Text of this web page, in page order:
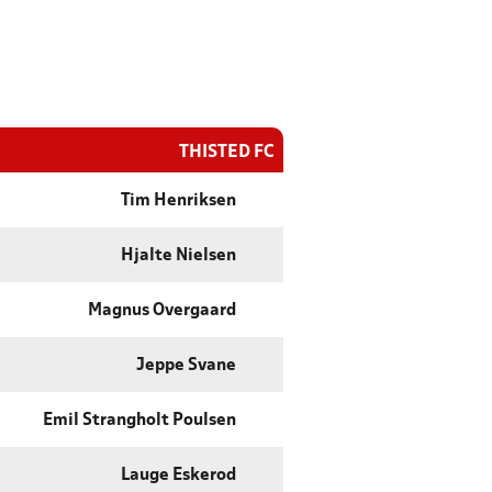
THISTED FC
Tim Henriksen
Hjalte Nielsen
Magnus Overgaard
Jeppe Svane
Emil Strangholt Poulsen
Lauge Eskerod